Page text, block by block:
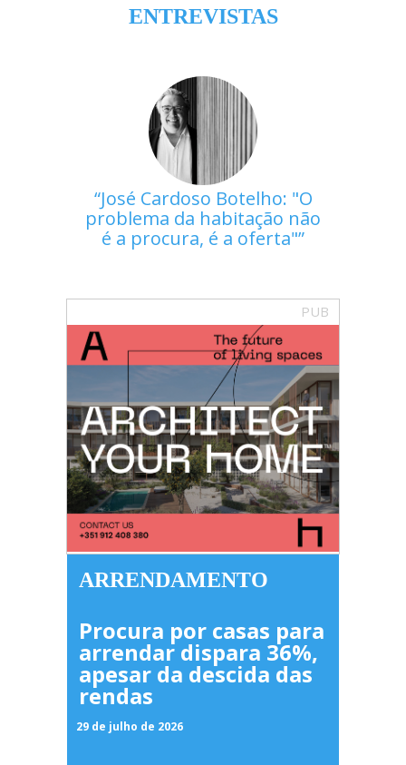
ENTREVISTAS
José Cardoso Botelho: "O
problema da habitação não
é a procura, é a oferta"
PUB
ARRENDAMENTO
Procura por casas para
arrendar dispara 36%,
apesar da descida das
rendas
29 de julho de 2026